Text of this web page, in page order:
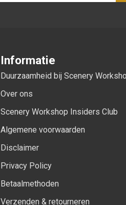
Informatie
Duurzaamheid bij Scenery
Over ons
Scenery Workshop Insiders Club
Algemene voorwaarden
Disclaimer
Privacy Policy
Betaalmethoden
Verzenden & retourneren